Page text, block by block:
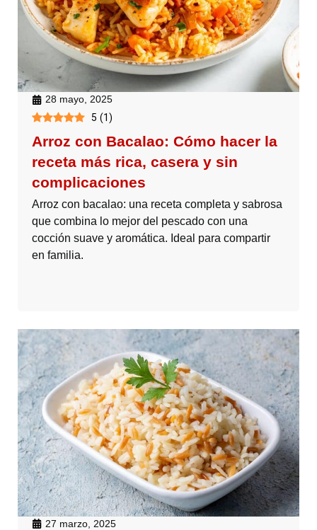
28 mayo, 2025
5 (1)
Arroz con Bacalao: Cómo hacer la
receta más rica, casera y sin
complicaciones
Arroz con bacalao: una receta completa y sabrosa
que combina lo mejor del pescado con una
cocción suave y aromática. Ideal para compartir
en familia.
27 marzo, 2025